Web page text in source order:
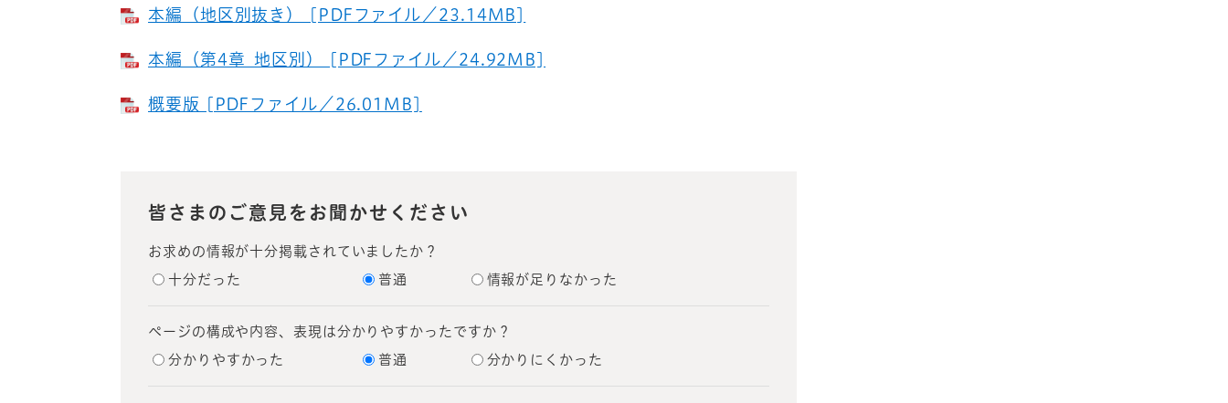
本編（地区別抜き） [PDFファイル／23.14MB]
本編（第4章_地区別） [PDFファイル／24.92MB]
概要版 [PDFファイル／26.01MB]
皆さまのご意見をお聞かせください
お求めの情報が十分掲載されていましたか？
十分だった 普通 情報が足りなかった
ページの構成や内容、表現は分かりやすかったですか？
分かりやすかった 普通 分かりにくかった